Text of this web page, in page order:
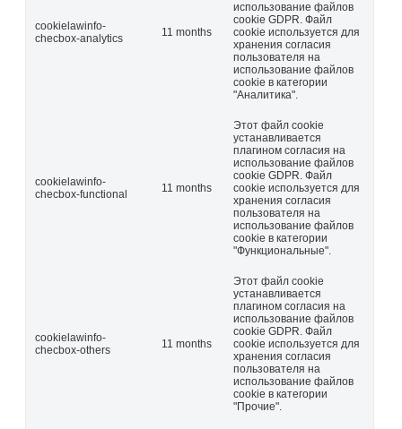
cookielawinfo-
checbox-analytics
11 months
использование файлов
cookie GDPR. Файл
cookie используется для
хранения согласия
пользователя на
использование файлов
cookie в категории
"Аналитика".
cookielawinfo-
checbox-functional
11 months
Этот файл cookie
устанавливается
плагином согласия на
использование файлов
cookie GDPR. Файл
cookie используется для
хранения согласия
пользователя на
использование файлов
cookie в категории
"Функциональные".
cookielawinfo-
checbox-others
11 months
Этот файл cookie
устанавливается
плагином согласия на
использование файлов
cookie GDPR. Файл
cookie используется для
хранения согласия
пользователя на
использование файлов
cookie в категории
"Прочие".